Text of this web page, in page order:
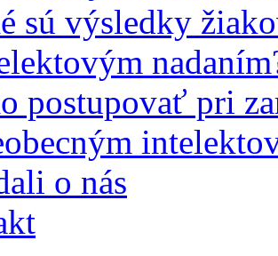
sú výsledky
postupovať pri
o nás